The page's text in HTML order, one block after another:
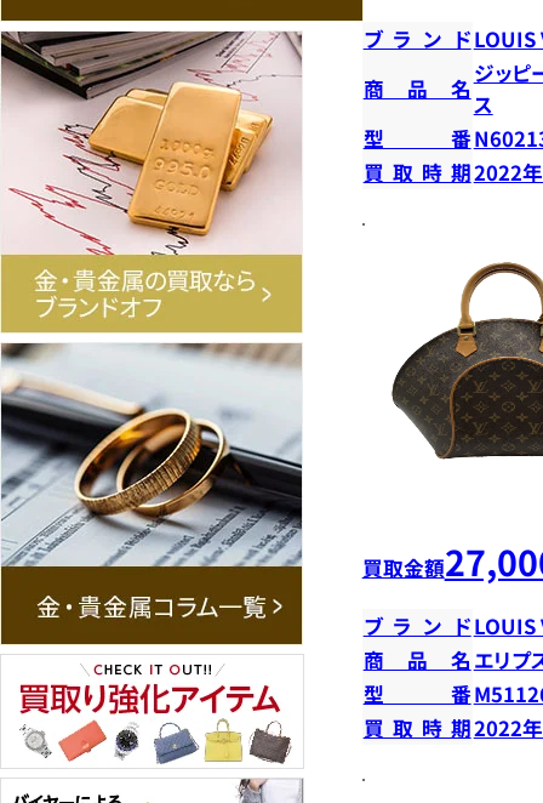
ブランドLOUIS
商品名
ジッピ
ス
型番
買取時期2022
買取金額
ブランドLOUIS
商品名 エリプ
型番
買取時期2022